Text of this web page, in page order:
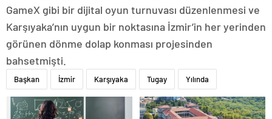
GameX gibi bir dijital oyun turnuvası düzenlenmesi ve
Karşıyaka’nın uygun bir noktasına İzmir’in her yerinden
görünen dönme dolap konması projesinden
bahsetmişti.
Başkan İzmir Karşıyaka Tugay Yılında